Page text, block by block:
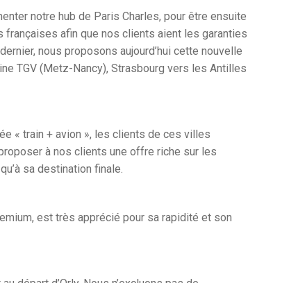
notre hub de Paris Charles, pour être ensuite
françaises afin que nos clients aient les garanties
nous proposons aujourd’hui cette nouvelle
TGV (Metz-Nancy), Strasbourg vers les Antilles
« train + avion », les clients de ces villes
à nos clients une offre riche sur les
sa destination finale.
est très apprécié pour sa rapidité et son